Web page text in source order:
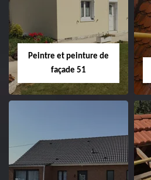
Peintre et peinture de
façade 51
Peintre et peinture
de façade 51